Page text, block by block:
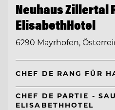
Neuhaus Zillertal
ElisabethHotel
6290 Mayrhofen,
CHEF DE RANG FÜR
CHEF DE PARTIE - SAUCIER IM
ELISABETHHOTEL